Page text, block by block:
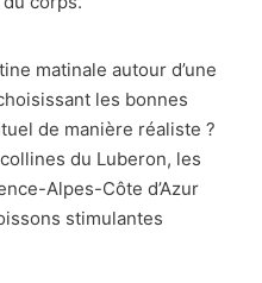
matinale autour d’une
les bonnes
de manière réaliste ?
du Luberon, les
Alpes-Côte d’Azur
stimulantes